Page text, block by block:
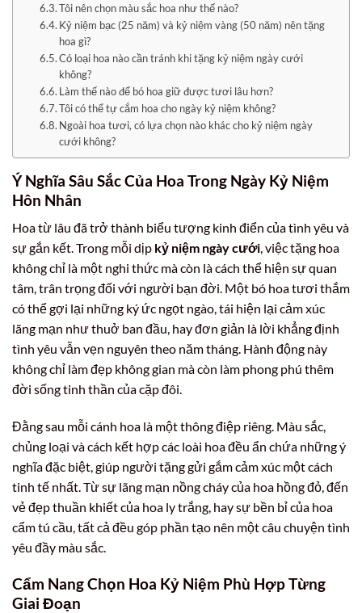
Tôi nên chọn màu sắc hoa như thế nào?
Kỷ niệm bạc (25 năm) và kỷ niệm vàng (50 năm) nên tặng
hoa gì?
Có loại hoa nào cần tránh khi tặng kỷ niệm ngày cưới
không?
Làm thế nào để bó hoa giữ được tươi lâu hơn?
Tôi có thể tự cắm hoa cho ngày kỷ niệm không?
Ngoài hoa tươi, có lựa chọn nào khác cho kỷ niệm ngày
cưới không?
Ý Nghĩa Sâu Sắc Của Hoa Trong Ngày Kỷ Niệm
Hôn Nhân
Hoa từ lâu đã trở thành biểu tượng kinh điển của tình yêu và
sự gắn kết. Trong mỗi dịp kỷ niệm ngày cưới, việc tặng hoa
không chỉ là một nghi thức mà còn là cách thể hiện sự quan
tâm, trân trọng đối với người bạn đời. Một bó hoa tươi thắm
có thể gợi lại những ký ức ngọt ngào, tái hiện lại cảm xúc
lãng mạn như thuở ban đầu, hay đơn giản là lời khẳng định
tình yêu vẫn vẹn nguyên theo năm tháng. Hành động này
không chỉ làm đẹp không gian mà còn làm phong phú thêm
đời sống tinh thần của cặp đôi.
Đằng sau mỗi cánh hoa là một thông điệp riêng. Màu sắc,
chủng loại và cách kết hợp các loài hoa đều ẩn chứa những ý
nghĩa đặc biệt, giúp người tặng gửi gắm cảm xúc một cách
tinh tế nhất. Từ sự lãng mạn nồng cháy của hoa hồng đỏ, đến
vẻ đẹp thuần khiết của hoa ly trắng, hay sự bền bỉ của hoa
cẩm tú cầu, tất cả đều góp phần tạo nên một câu chuyện tình
yêu đầy màu sắc.
Cẩm Nang Chọn Hoa Kỷ Niệm Phù Hợp Từng
Giai Đoạn